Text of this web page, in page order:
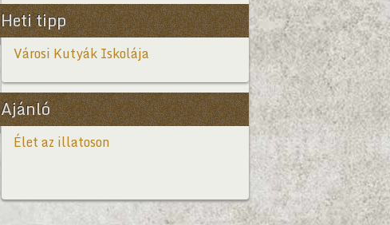
Heti tipp
Városi Kutyák Iskolája
Ajánló
Élet az illatoson